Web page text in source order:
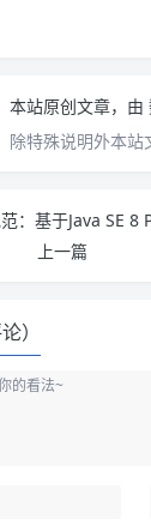
本站原创文章，由
除特殊说明外本站
：基于Java SE 8
上一篇
）